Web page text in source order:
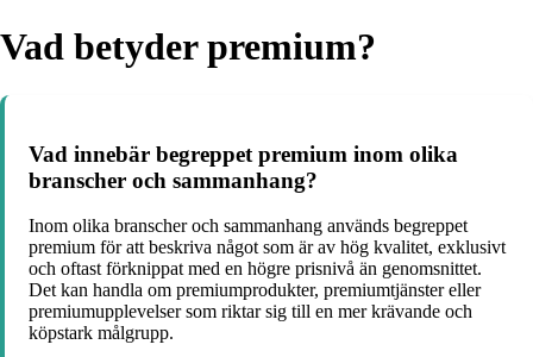
Vad betyder premium?
Vad innebär begreppet premium inom olika
branscher och sammanhang?
Inom olika branscher och sammanhang används begreppet
premium för att beskriva något som är av hög kvalitet, exklusivt
och oftast förknippat med en högre prisnivå än genomsnittet.
Det kan handla om premiumprodukter, premiumtjänster eller
premiumupplevelser som riktar sig till en mer krävande och
köpstark målgrupp.